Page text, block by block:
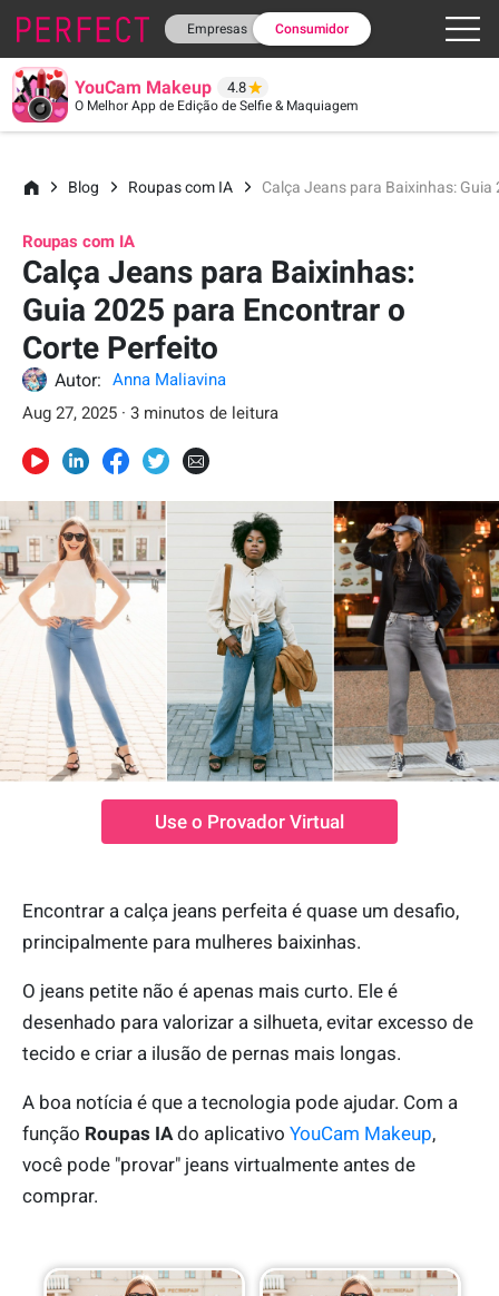
Empresas Consumidor
YouCam Makeup 4.8
O Melhor App de Edição de Selfie & Maquiagem
Blog Roupas com IA Calça Jeans para Baixinhas:
Roupas com IA
Calça Jeans para Baixinhas:
Guia 2025 para Encontrar o
Corte Perfeito
Autor:
Anna Maliavina
Aug 27, 2025 · 3 minutos de leitura
Use o Provador Virtual
Encontrar a calça jeans perfeita é quase um desafio,
principalmente para mulheres baixinhas.
O jeans petite não é apenas mais curto. Ele é
desenhado para valorizar a silhueta, evitar excesso de
tecido e criar a ilusão de pernas mais longas.
A boa notícia é que a tecnologia pode ajudar. Com a
função Roupas IAdo aplicativo YouCam Makeup,
você pode "provar" jeans virtualmente antes de
comprar.